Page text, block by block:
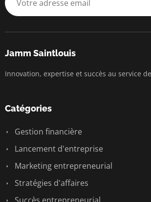
Jamm Saintlouis
Innovation, expertise et succès au service
Catégories
Gestion financière
Lancement d'entreprise
Marketing entrepreneurial
Stratégies d'affaires